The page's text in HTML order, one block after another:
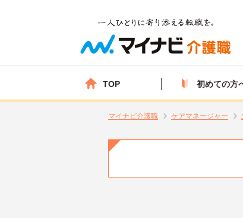
TOP 初めての方
マイナビ介護職 ケアマネージャー